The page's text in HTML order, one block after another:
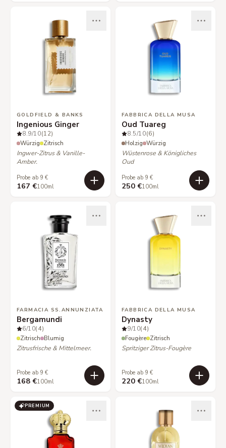
GOLDFIELD & BANKS
Ingenious Ginger
8.9/10(12)
Würzig Zitrisch
Ingwer-Zitrus & Vanille-
Amber.
Probe ab 9 €
167 €100ml
FABBRICA DELLA MUSA
Oud Tuareg
8.5/10(6)
Holzig Würzig
Wüstenrose & Königliches
Oud
Probe ab 9 €
250 €100ml
FARMACIA SS.ANNUNZIATA
Bergamundi
6/10(4)
Zitrisch Blumig
Zitrusfrische & Mittelmeer.
Probe ab 9 €
168 €100ml
FABBRICA DELLA MUSA
Dynasty
9/10(4)
Fougère Zitrisch
Spritziger Zitrus-Fougère
Probe ab 9 €
220 €100ml
PREMIUM